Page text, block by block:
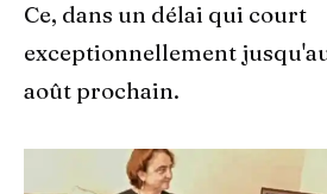
Ce, dans un délai qui court
exceptionnellement
août prochain.